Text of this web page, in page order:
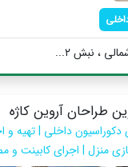
، نبش ۲...
طراحان آروین کاژه
داخلی | تهیه و
منزل | اجرای کابینت و